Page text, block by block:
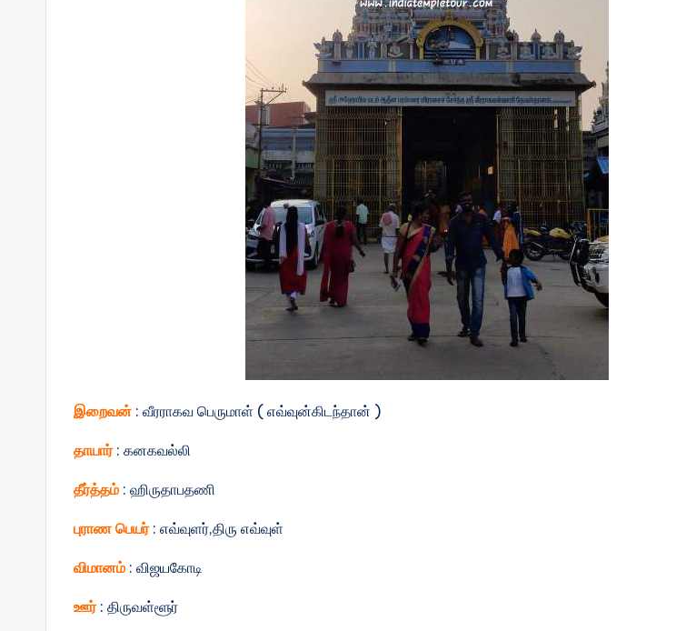
இறைவன் : வீரராகவ பெருமாள் ( எவ்வுன்கிடந்தான் )
தாயார்: கனகவல்லி
தீர்த்தம் : ஹிருதாபதணி
புராண பெயர்: எவ்வுளர்,திரு எவ்வுள்
விமானம் : விஜயகோடி
ஊர்: திருவள்ளூர்